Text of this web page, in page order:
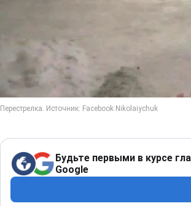
Будьте первыми в курсе
Google